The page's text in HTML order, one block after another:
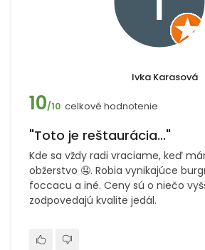
Ivka Karasová
10/10 celkové hodnotenie
"Toto je reštaurácia..."
Kde sa vždy radi vraciame, keď
obžerstvo 🤤. Robia vynikajúce
foccacu a iné. Ceny sú o niečo
zodpovedajú kvalite jedál.